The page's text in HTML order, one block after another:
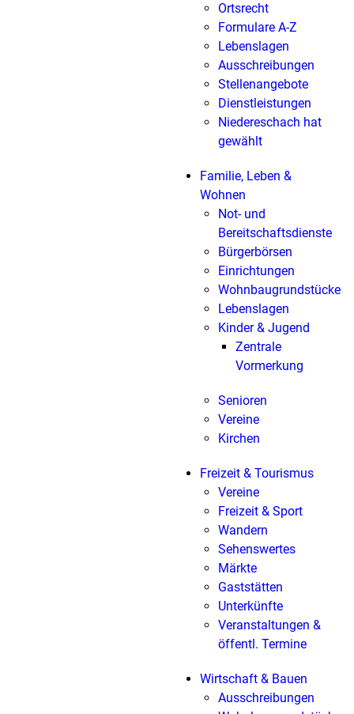
Ortsrecht
Formulare A-Z
Lebenslagen
Ausschreibungen
Stellenangebote
Dienstleistungen
Niedereschach hat
gewählt
Familie, Leben &
Wohnen
Not- und
Bereitschaftsdienste
Bürgerbörsen
Einrichtungen
Wohnbaugrundstücke
Lebenslagen
Kinder & Jugend
Zentrale
Vormerkung
Senioren
Vereine
Kirchen
Freizeit & Tourismus
Vereine
Freizeit & Sport
Wandern
Sehenswertes
Märkte
Gaststätten
Unterkünfte
Veranstaltungen &
öffentl. Termine
Wirtschaft & Bauen
Ausschreibungen